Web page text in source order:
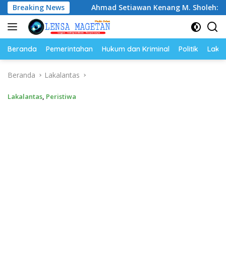
Langsung
ke
konten
Breaking NewsAhmad Setiawan Kenang M. Sholeh: Pejuang
Beranda Pemerintahan Hukum dan Kriminal Politik
Beranda Lakalantas
Lakalantas, Peristiwa